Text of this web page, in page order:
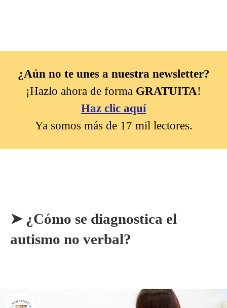
¿Aún no te unes a nuestra newsletter?
¡Hazlo ahora de forma GRATUITA!
Haz clic aquí
Ya somos más de 17 mil lectores.
➤ ¿Cómo se diagnostica el
autismo no verbal?